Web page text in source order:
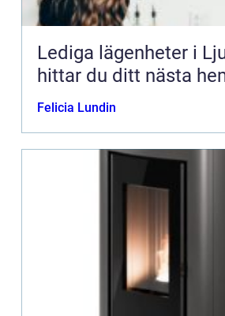
Lediga lägenheter i
hittar du ditt nästa
Felicia Lundin